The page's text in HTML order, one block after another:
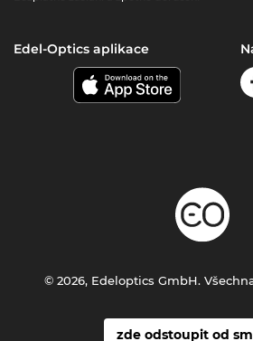
Edel-Optics aplikace
zde odstoupit od
© 2026, Edeloptics GmbH.